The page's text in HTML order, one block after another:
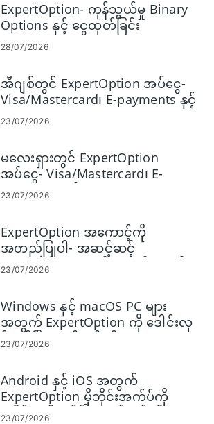
ExpertOption- ကုန်သွယ်မှု Binary
Options နှင့် ငွေထုတ်ခြင်း
28/07/2026
အီဂျစ်တွင် ExpertOption အပ်ငွေ-
Visa/Mastercard၊ E-payments နှင့်
Crypto
23/07/2026
မလေးရှားတွင် ExpertOption
အပ်ငွေ- Visa/Mastercard၊ E-
Payments နှင့် Crypto
23/07/2026
ExpertOption အကောင့်ကို
အတည်ပြုပါ- အဆင့်ဆင့်
အထောက်အထားနှင့် စာရွက်စာတမ်း
အတည်ပြုခြင်း လမ်းညွှန်ကို ဖြည့်စွက်
23/07/2026
Windows နှင့် macOS PC များ
အတွက် ExpertOption ကို ဒေါင်းလု
ဒ်လုပ်ပြီး ထည့်သွင်းပါ။
23/07/2026
Android နှင့် iOS အတွက်
ExpertOption မိုဘိုင်းအက်ပ်ကို
ဒေါင်းလုဒ်လုပ်ပြီး ထည့်သွင်းပါ။
23/07/2026